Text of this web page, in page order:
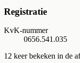
Registratie
KvK-nummer
0656.541.035
12 keer bekeken in de